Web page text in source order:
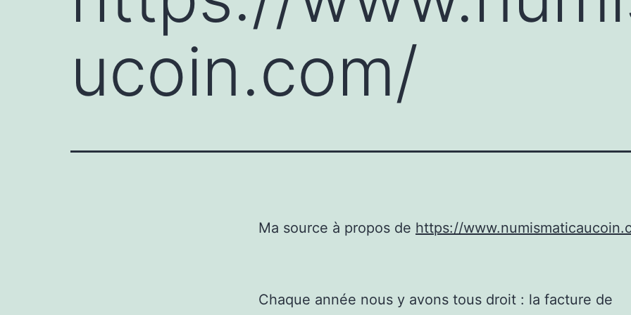
ucoin.com/
Ma source à propos de https://
Chaque année nous y avons tous droit : la facture de